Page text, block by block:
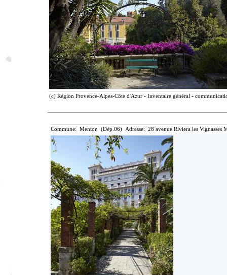
(c) Région Provence-Alpes-Côte d'Azur - Inventaire général -
Commune: Menton (Dép.06) Adresse: 28 avenue Riviera les